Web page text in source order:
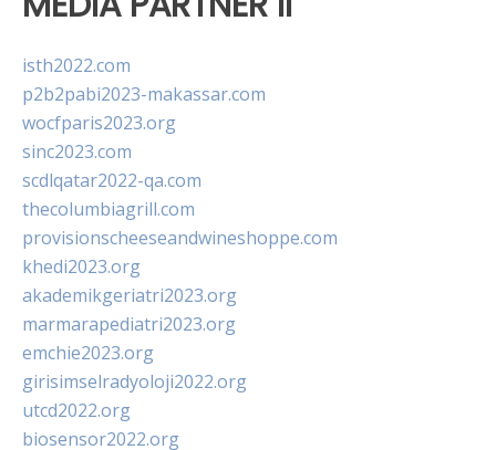
isth2022.com
p2b2pabi2023-makassar.com
wocfparis2023.org
sinc2023.com
scdlqatar2022-qa.com
thecolumbiagrill.com
provisionscheeseandwineshoppe.com
khedi2023.org
akademikgeriatri2023.org
marmarapediatri2023.org
emchie2023.org
girisimselradyoloji2022.org
utcd2022.org
biosensor2022.org